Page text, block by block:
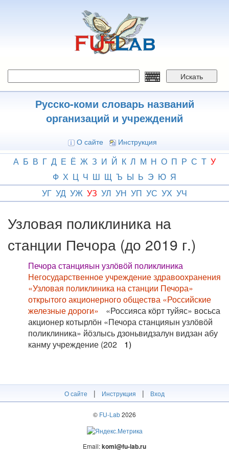
Искать
Русско-коми словарь названий
организаций и учреждений
О сайте Инструкция
А Б В Г Д Е Ё Ж З И Й К Л М Н О П Р С Т У
Ф Х Ц Ч Ш Щ Ъ Ы Ь Э Ю Я
УГ УД УЖ УЗ УЛ УН УП УС УХ УЧ
Узловая поликлиника на
станции Печора (до 2019 г.)
Печора станцияын узлӧвӧй поликлиника
Негосударственное учреждение здравоохранения
«Узловая поликлиника на станции Печора»
открытого акционерного общества «Российские
железные дороги»
«Россияса кӧрт туйяс» восьса
акционер котырлӧн «Печора станцияын узлӧвӧй
поликлиника» йӧзлысь дзоньвидзалун видзан абу
канму учреждение (202
1)
О сайте | Инструкция | Вход
© FU-Lab2026
Email:komi@fu-lab.ru